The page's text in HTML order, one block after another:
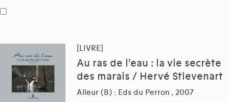
[LIVRE]
Au ras de l'eau : la vie secrète
des marais / Hervé Stievenart
Alleur (B) : Eds du Perron , 2007